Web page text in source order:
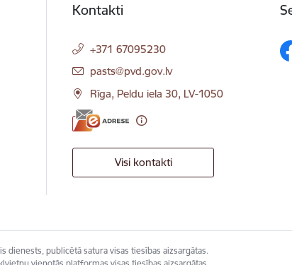
Kontakti
+371 67095230
E-pasts:
pasts@pvd.gov.lv
Rīga, Peldu iela 30, LV-1050
Visi kontakti
dienests, publicētā satura visas tiesības aizsargātas.